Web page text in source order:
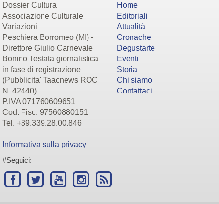
Dossier Cultura
Associazione Culturale
Variazioni
Peschiera Borromeo (MI) -
Direttore Giulio Carnevale
Bonino Testata giornalistica
in fase di registrazione
(Pubblicita' Taacnews ROC
N. 42440)
P.IVA 071760609651
Cod. Fisc. 97560880151
Tel. +39.339.28.00.846
Informativa sulla privacy
Home
Editoriali
Attualità
Cronache
Degustarte
Eventi
Storia
Chi siamo
Contattaci
#Seguici: